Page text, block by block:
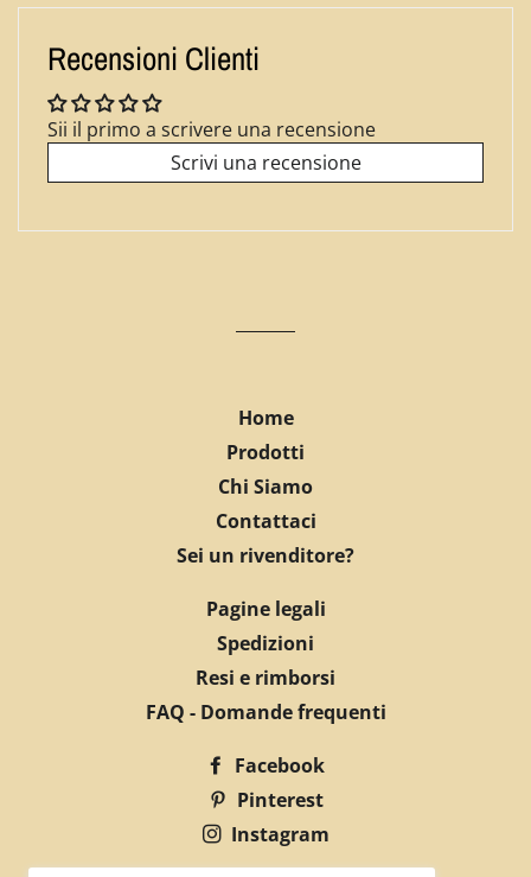
Facebook
Twitter
Pinterest
Recensioni Clienti
Sii il primo a scrivere una recensione
Scrivi una recensione
Home
Prodotti
Chi Siamo
Contattaci
Sei un rivenditore?
Pagine legali
Spedizioni
Resi e rimborsi
FAQ - Domande frequenti
Facebook
Pinterest
Instagram